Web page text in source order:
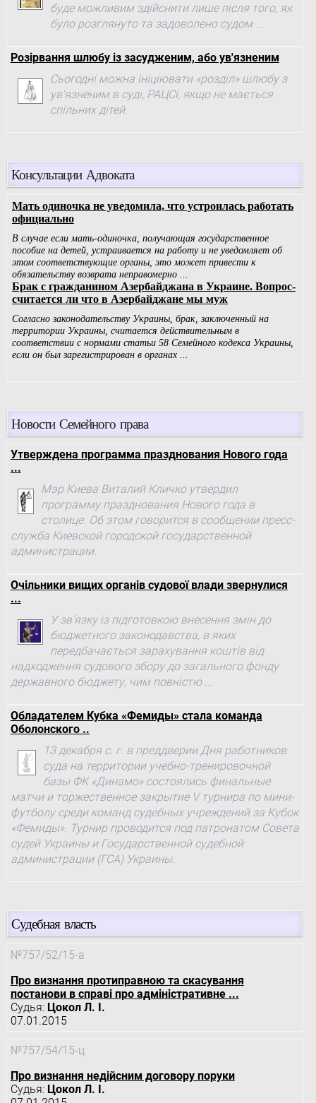
буде можливим здійснити лише після того, як
було розглянуто та задоволено судом ...
Розірвання шлюбу із засудженим, або ув'язненим
Сьогодні можна ініціювати «розділ» шлюбу з
ув'язненим в суді, РАЦСі, якщо не мається
спільних дітей.
Консультации Адвоката
Новости Семейного права
Утверждена программа празднования Нового года
...
Мэр Киева Виталий Кличко утвердил
программу празднования Нового года в
столице. Об этом говорится в сообщении пресс-
служба Киевской городской государственной
администрации.
Очільники вищих органів судової влади звернулися
...
У зв’язку із підготовкою внесення змін до
бюджетного законодавства, в яких
передбачається зарахування коштів від
надходження судового збору до загального фонду
державного бюджету, чим повністю ...
Обладателем Кубка «Фемиды» стала команда
Оболонского ..
13 декабря с. г. в преддверии Дня работников
суда на территории учебно-тренировочной
базы ФК «Динамо» состоялись финальные
матчи и торжественное закрытие V турнира по мини-
футболу среди команд судебных учреждений за Кубок
«Фемиды». Турнир проводится под патронатом Совета
судей Украины и Государственной судебной
администрации (ГСА) Украины.
Судебная власть
№757/52/15-а
Про визнання протиправною та скасування
постанови в справі про адміністративне ...
Судья: Цокол Л. І.
07.01.2015
№757/54/15-ц
Про визнання недійсним договору поруки
Судья: Цокол Л. І.